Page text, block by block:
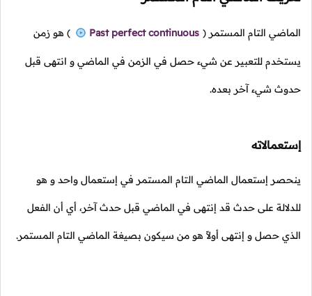
الماضي التام المستمر (
Past perfect continuous
) هو زمن
يستخدم للتعبير عن شيء حصل في الزمن في الماضي و انتهى قبل
حدوث شيء آخر بعده.
إستعمالاته
ينحصر إستعمال الماضي التام المستمر في إستعمال واحد و هو
للدلالة على حدث قد إنتهى في الماضي قبل حدث آخر، أي أن الفعل
الذي حصل و إنتهى أولاً هو من سيكون بصيغة الماضي التام المستمر.